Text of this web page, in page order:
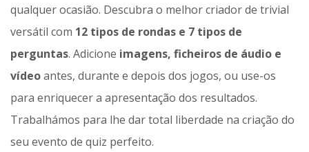
qualquer ocasião. Descubra o melhor criador de trivial
versátil com 12 tipos de rondas e 7 tipos de
perguntas. Adicione imagens, ficheiros de áudio e
vídeoantes, durante e depois dos jogos, ou use-os
para enriquecer a apresentação dos resultados.
Trabalhámos para lhe dar total liberdade na criação do
seu evento de quiz perfeito.